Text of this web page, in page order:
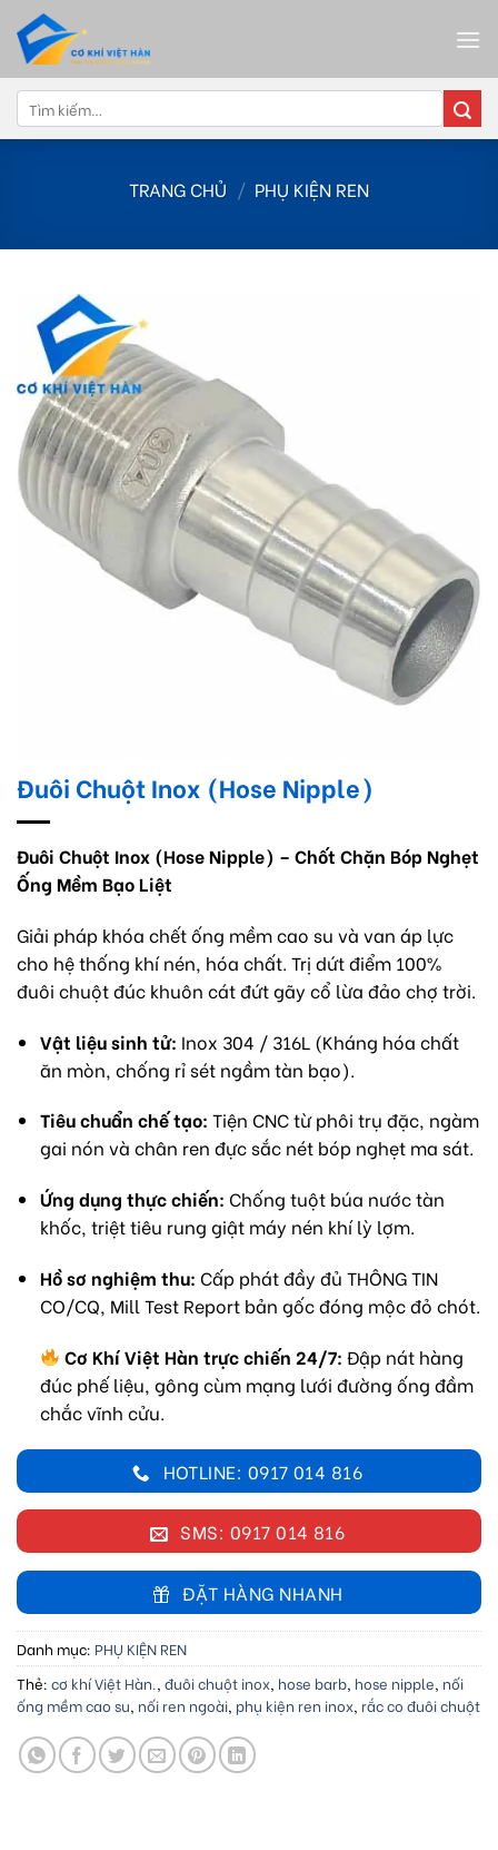
content
Tìm
kiếm:
TRANG CHỦ / PHỤ KIỆN REN
Đuôi Chuột Inox (Hose Nipple)
Đuôi Chuột Inox (Hose Nipple) – Chốt Chặn Bóp Nghẹt
Ống Mềm Bạo Liệt
Giải pháp khóa chết ống mềm cao su và van áp lực
cho hệ thống khí nén, hóa chất. Trị dứt điểm 100%
đuôi chuột đúc khuôn cát đứt gãy cổ lừa đảo chợ trời.
Vật liệu sinh tử: Inox 304 / 316L (Kháng hóa chất
ăn mòn, chống rỉ sét ngầm tàn bạo).
Tiêu chuẩn chế tạo: Tiện CNC từ phôi trụ đặc, ngàm
gai nón và chân ren đực sắc nét bóp nghẹt ma sát.
Ứng dụng thực chiến: Chống tuột búa nước tàn
khốc, triệt tiêu rung giật máy nén khí lỳ lợm.
Hồ sơ nghiệm thu: Cấp phát đầy đủ THÔNG TIN
CO/CQ, Mill Test Report bản gốc đóng mộc đỏ chót.
Cơ Khí Việt Hàn trực chiến 24/7: Đập nát hàng
đúc phế liệu, gông cùm mạng lưới đường ống đầm
chắc vĩnh cửu.
HOTLINE: 0917 014 816
SMS: 0917 014 816
ĐẶT HÀNG NHANH
Danh mục: PHỤ KIỆN REN
Thẻ: cơ khí Việt Hàn., đuôi chuột inox, hose barb, hose nipple, nối
ống mềm cao su, nối ren ngoài, phụ kiện ren inox, rắc co đuôi chuột